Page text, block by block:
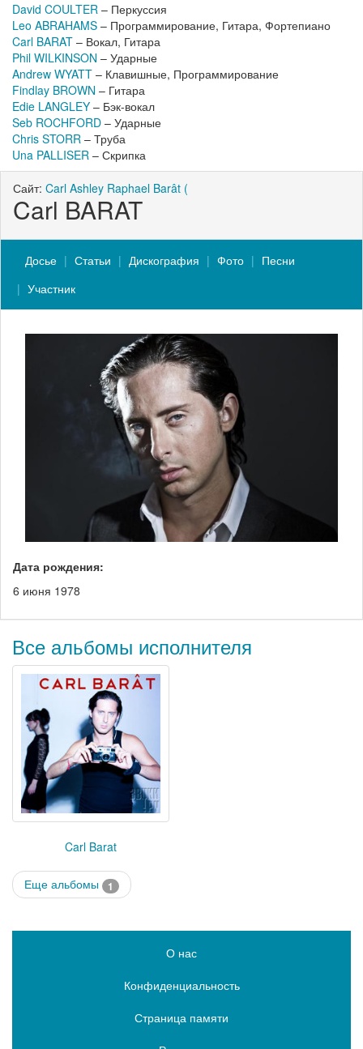
David COULTER – Перкуссия
Leo ABRAHAMS – Программирование, Гитара, Фортепиано
Carl BARAT – Вокал, Гитара
Phil WILKINSON – Ударные
Andrew WYATT – Клавишные, Программирование
Findlay BROWN – Гитара
Edie LANGLEY – Бэк-вокал
Seb ROCHFORD – Ударные
Chris STORR – Труба
Una PALLISER – Скрипка
Сайт: Carl Ashley Raphael Barât (
Carl BARAT
Досье Статьи Дискография Фото
Песни
Участник
Дата рождения:
6 июня 1978
Все альбомы исполнителя
Carl Barat
Еще альбомы 1
О нас
Конфиденциальность
Страница памяти